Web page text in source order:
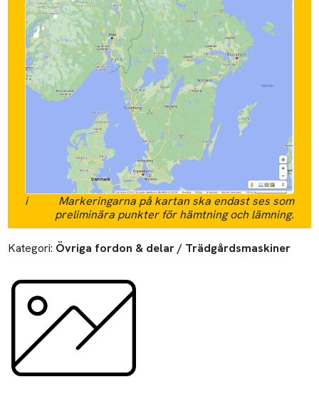
i
Markeringarna på kartan ska endast ses som
preliminära punkter för hämtning och lämning.
Kategori: Övriga fordon & delar / Trädgårdsmaskiner